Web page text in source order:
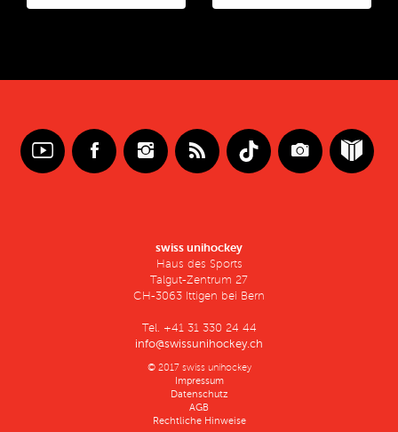
swiss unihockey
Haus des Sports
Talgut-Zentrum 27
CH-3063 Ittigen bei Bern
Tel. +41 31 330 24 44
info@swissunihockey.ch
© 2017 swiss unihockey
Impressum
Datenschutz
AGB
Rechtliche Hinweise